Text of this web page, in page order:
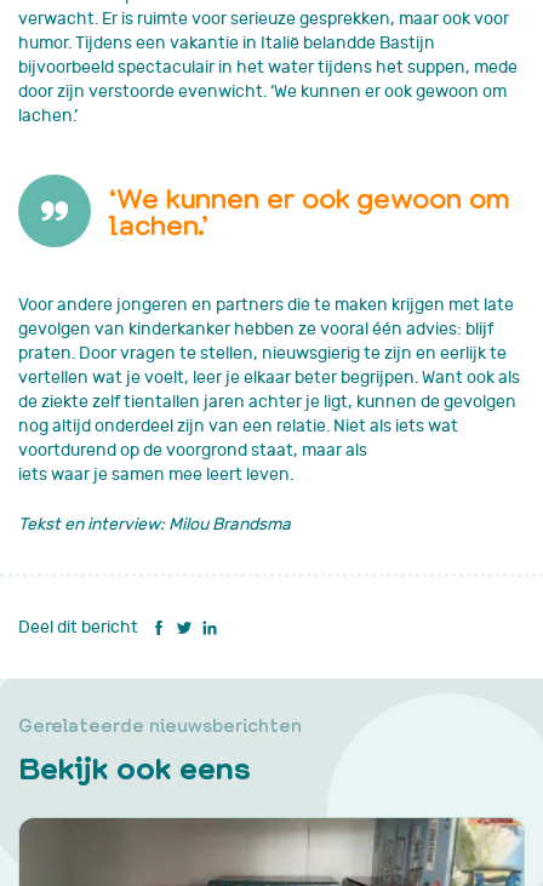
verwacht. Er is ruimte voor serieuze gesprekken, maar ook voor
humor. Tijdens een vakantie in Italië belandde Bastijn
bijvoorbeeld spectaculair in het water tijdens het suppen, mede
door zijn verstoorde evenwicht. ‘We kunnen er ook gewoon om
lachen.’
‘We kunnen er ook gewoon om
lachen.’
Voor andere jongeren en partners die te maken krijgen met late
gevolgen van kinderkanker hebben ze vooral één advies: blijf
praten. Door vragen te stellen, nieuwsgierig te zijn en eerlijk te
vertellen wat je voelt, leer je elkaar beter begrijpen. Want ook als
de ziekte zelf tientallen jaren achter je ligt, kunnen de gevolgen
nog altijd onderdeel zijn van een relatie. Niet als iets wat
voortdurend op de voorgrond staat, maar als
iets waar je samen mee leert leven.
Tekst en interview: Milou Brandsma
Deel dit bericht
Gerelateerde nieuwsberichten
Bekijk ook eens